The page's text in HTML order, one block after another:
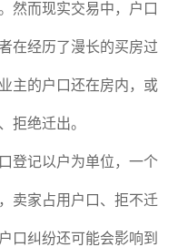
然而现实交易中，户口
在经历了漫长的买房过
主的户口还在房内，或
拒绝迁出。
登记以户为单位，一个
卖家占用户口、拒不迁
口纠纷还可能会影响到